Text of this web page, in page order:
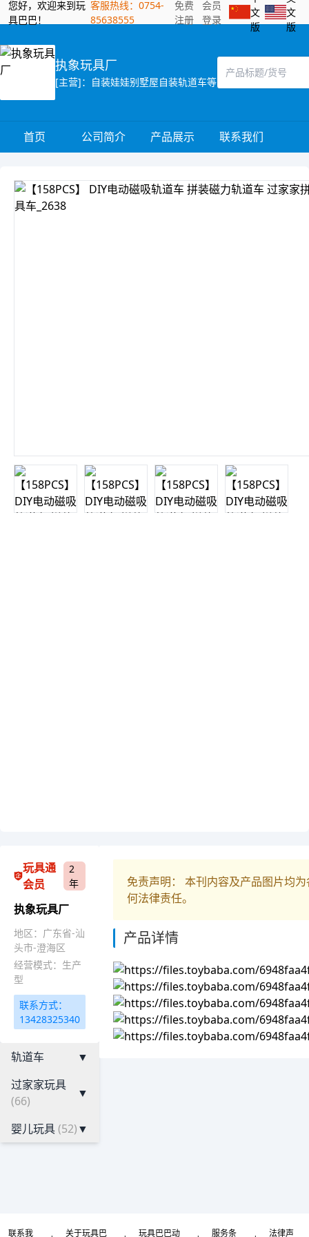
您好，欢迎来到玩
具巴巴！
客服热线：0754-
85638555
免费
注册
会员
登录
文
版
文
版
执象玩具厂
[主营]：自装娃娃别墅屋自装轨道车等
首页 公司简介 产品展示 联系我们
玩具通
会员
2
年
执象玩具厂
地区：广东省-汕
头市-澄海区
经营模式：生产
型
联系方式：
13428325340
轨道车
▼
过家家玩具
(66)
▼
婴儿玩具(52)▼
免责声明： 本刊内容及产品图片均
何法律责任。
产品详情
联系我 关于玩具巴 玩具巴巴动 服务条 法律声